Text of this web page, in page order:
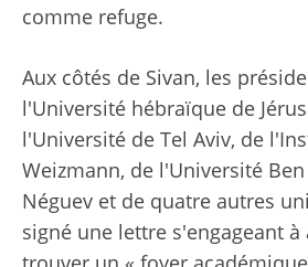
comme refuge.
Aux côtés de Sivan, les
l'Université hébraïque de
l'Université de Tel Aviv, de
Weizmann, de l'Université
Néguev et de quatre autres
signé une lettre s'engageant à